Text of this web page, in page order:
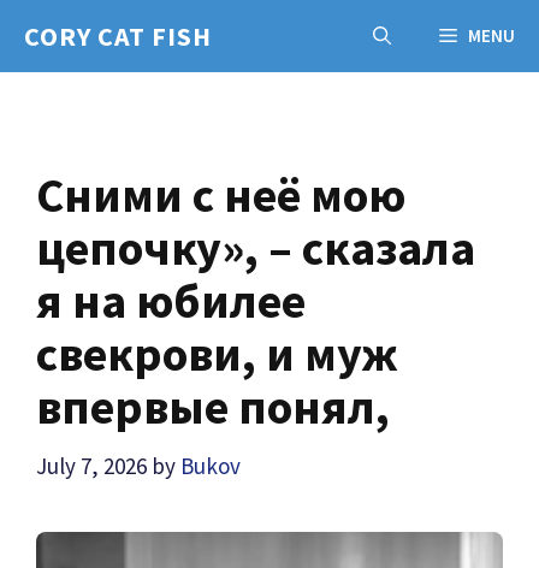
CORY CAT FISH MENU
Сними с неё мою
цепочку», – сказала
я на юбилее
свекрови, и муж
впервые понял,
July 7, 2026 by Bukov